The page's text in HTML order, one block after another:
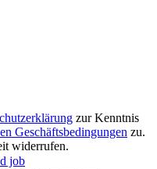
zur Kenntnis
Geschäftsbedingungen zu.
widerrufen.
job